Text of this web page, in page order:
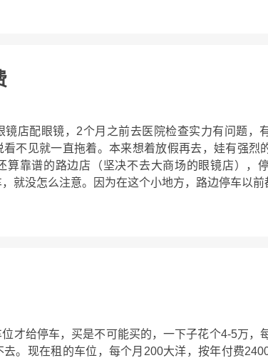
镜店配眼镜，2个月之前去医院检查实力有问题，
不见就一直拖着。本来想着放假再去，娃有强烈
算靠谱的路边店（坚决不去大商场的眼镜店），
就没怎么注意。因为在这个小地方，路边停车以前
才给停车，买是不可能买的，一下子花个4-5万，
。现在租的车位，每个月200大洋，按年付费